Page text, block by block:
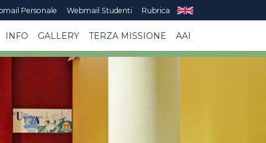
Personale Webmail Studenti Rubrica
INFO GALLERY TERZA MISSIONE AAI